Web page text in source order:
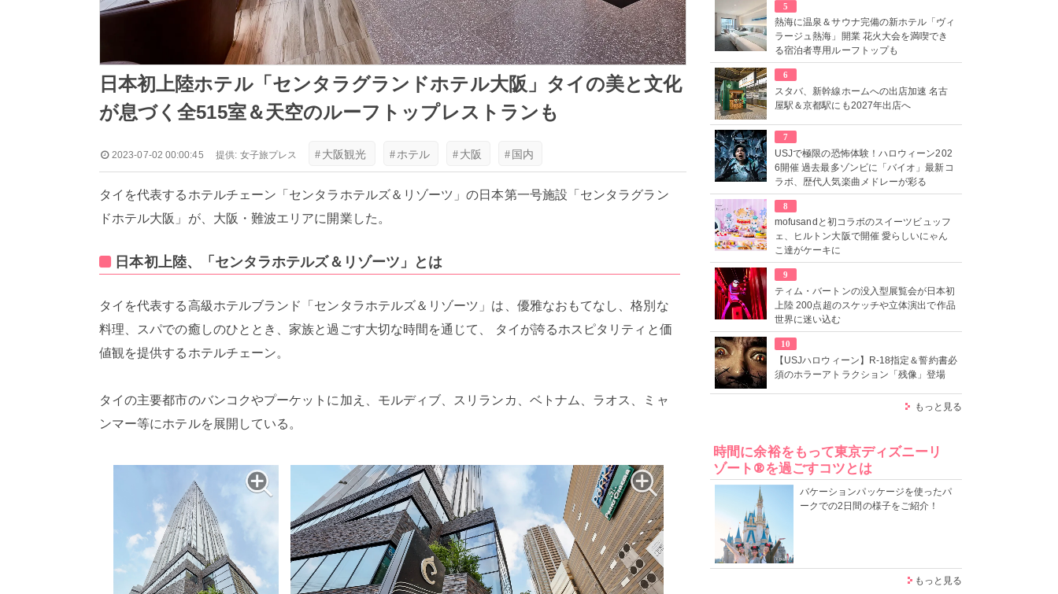
日本初上陸ホテル「センタラグランドホテル大阪」タイの美と⽂化
が息づく全515室＆天空のルーフトップレストランも
2023-07-02 00:00:45 提供: 女子旅プレス # 大阪観光 # ホテル # 大阪 # 国内
タイを代表するホテルチェーン「センタラホテルズ＆リゾーツ」の日本第⼀号施設「センタラグラン
ドホテル大阪」が、大阪・難波エリアに開業した。
日本初上陸、「センタラホテルズ＆リゾーツ」とは
タイを代表する高級ホテルブランド「センタラホテルズ＆リゾーツ」は、優雅なおもてなし、格別な
料理、スパでの癒しのひととき、家族と過ごす大切な時間を通じて、 タイが誇るホスピタリティと価
値観を提供するホテルチェーン。
タイの主要都市のバンコクやプーケットに加え、モルディブ、スリランカ、ベトナム、ラオス、ミャ
ンマー等にホテルを展開している。
5
熱海に温泉＆サウナ完備の新ホテル「ヴィ
ラージュ熱海」開業 花火大会を満喫でき
る宿泊者専用ルーフトップも
6
スタバ、新幹線ホームへの出店加速 名古
屋駅＆京都駅にも2027年出店へ
7
USJで極限の恐怖体験！ハロウィーン202
6開催 過去最多ゾンビに「バイオ」最新コ
ラボ、歴代人気楽曲メドレーが彩る
8
mofusandと初コラボのスイーツビュッフ
ェ、ヒルトン大阪で開催 愛らしいにゃん
こ達がケーキに
9
ティム・バートンの没入型展覧会が日本初
上陸 200点超のスケッチや立体演出で作品
世界に迷い込む
10
【USJハロウィーン】R-18指定＆誓約書必
須のホラーアトラクション「残像」登場
もっと見る
時間に余裕をもって東京ディズニーリ
ゾート®を過ごすコツとは
バケーションパッケージを使ったパ
ークでの2日間の様子をご紹介！
もっと見る